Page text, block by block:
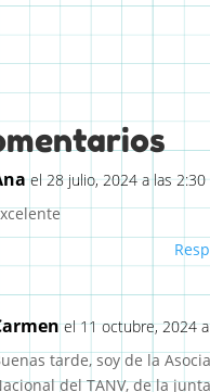
el 28 julio, 2024 a las 2:30
el 11 octubre, 2024
tarde, soy de la
del TANV, de la junta